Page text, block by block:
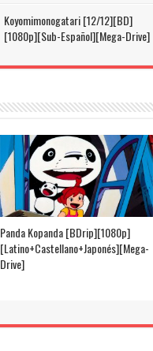
Koyomimonogatari [12/12][BD]
[1080p][Sub-Español][Mega-Drive]
Panda Kopanda [BDrip][1080p]
[Latino+Castellano+Japonés][Mega-
Drive]